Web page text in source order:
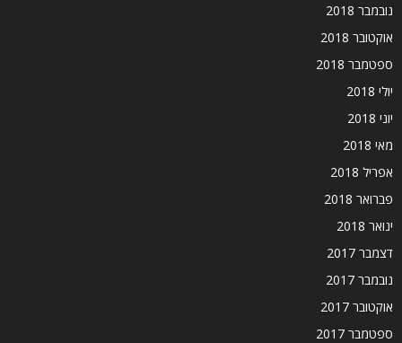
נובמבר 2018
אוקטובר 2018
ספטמבר 2018
יולי 2018
יוני 2018
מאי 2018
אפריל 2018
פברואר 2018
ינואר 2018
דצמבר 2017
נובמבר 2017
אוקטובר 2017
ספטמבר 2017